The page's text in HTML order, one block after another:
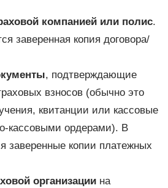
компанией или полис.
заверенная копия договора/
, подтверждающие
взносов (обычно это
квитанции или кассовые
кассовыми ордерами). В
заверенные копии платежных
организациина